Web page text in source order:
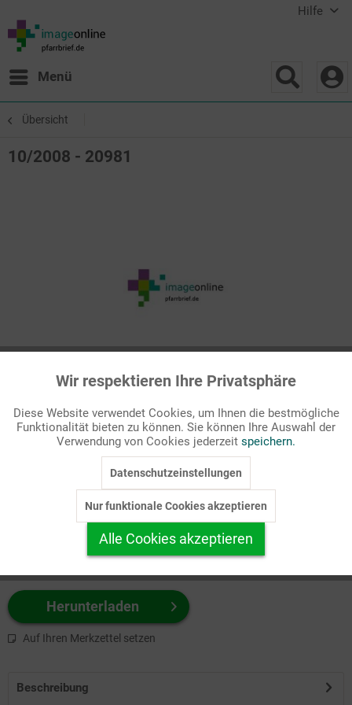
Hilfe
Menü
Übersicht
10/2008 - 20981
Passende Stichworte
Monatsvignette
zuerst Ihr Produktformat aus.
z.B. Farbe-Grafik, Schwarz-Weiß-Grafik, mit/ohne Text ...
Herunterladen
Auf Ihren Merkzettel setzen
Beschreibung
Funktionale Aktiv
Marketing Inaktiv
Personalisierung Inaktiv
Service
Wir respektieren Ihre Privatsphäre
Diese Website verwendet Cookies, um Ihnen die bestmögliche
Funktionalität bieten zu können. Sie können Ihre Auswahl der
Verwendung von Cookies jederzeit speichern.
Datenschutzeinstellungen
Nur funktionale Cookies akzeptieren
Alle Cookies akzeptieren